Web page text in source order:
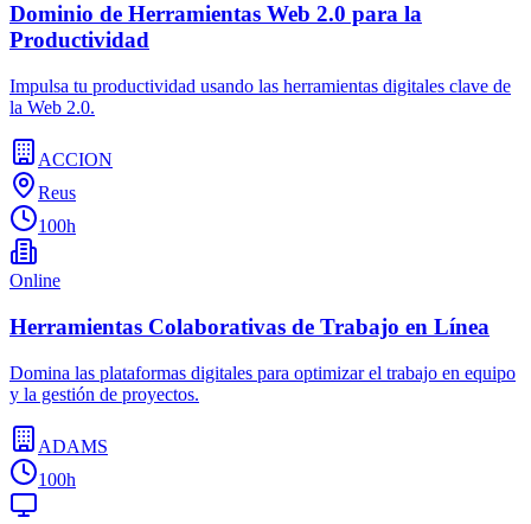
Dominio de Herramientas Web 2.0 para la
Productividad
Impulsa tu productividad usando las herramientas digitales clave de
la Web 2.0.
ACCION
Reus
100h
Online
Herramientas Colaborativas de Trabajo en Línea
Domina las plataformas digitales para optimizar el trabajo en equipo
y la gestión de proyectos.
ADAMS
100h